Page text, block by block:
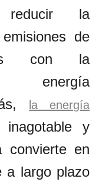
la
de
con la
energía
la energía
y
convierte en
a largo plazo